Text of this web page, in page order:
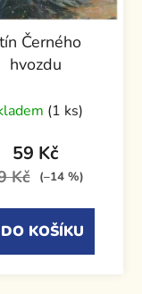
Černého
hvozdu
(1 ks)
59 Kč
Kč (–14 %)
DO KOŠÍKU